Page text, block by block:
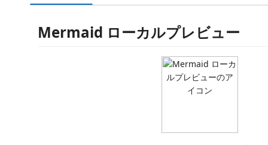
Mermaid ローカルプレビュー